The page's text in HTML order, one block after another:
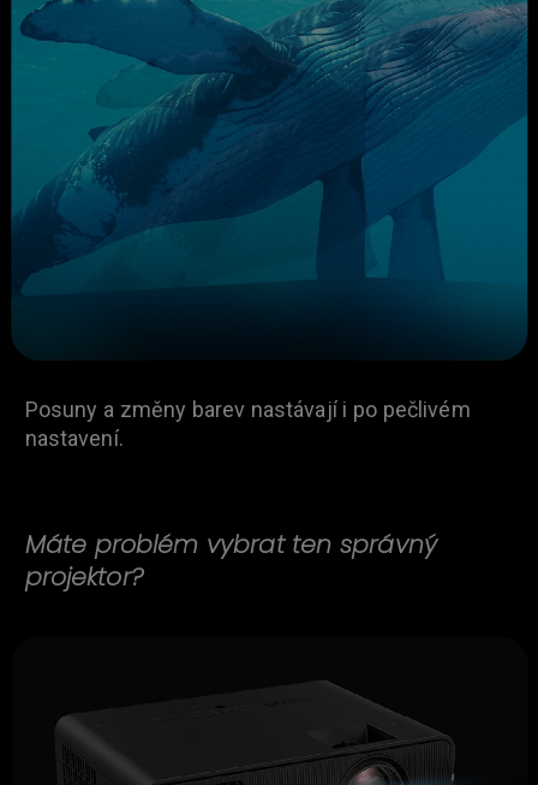
Posuny a změny barev nastávají i po pečlivém
nastavení.
Máte problém vybrat ten správný
projektor?